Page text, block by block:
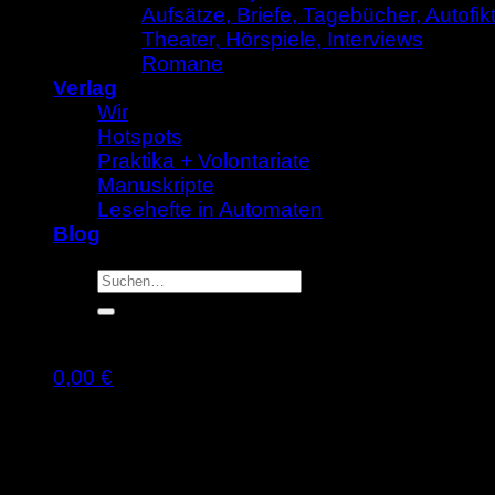
Aufsätze, Briefe, Tagebücher,
Theater, Hörspiele, Interviews
Romane
Verlag
Wir
Hotspots
Praktika + Volontariate
Manuskripte
Lesehefte in Automaten
Blog
Suche
0,00 €